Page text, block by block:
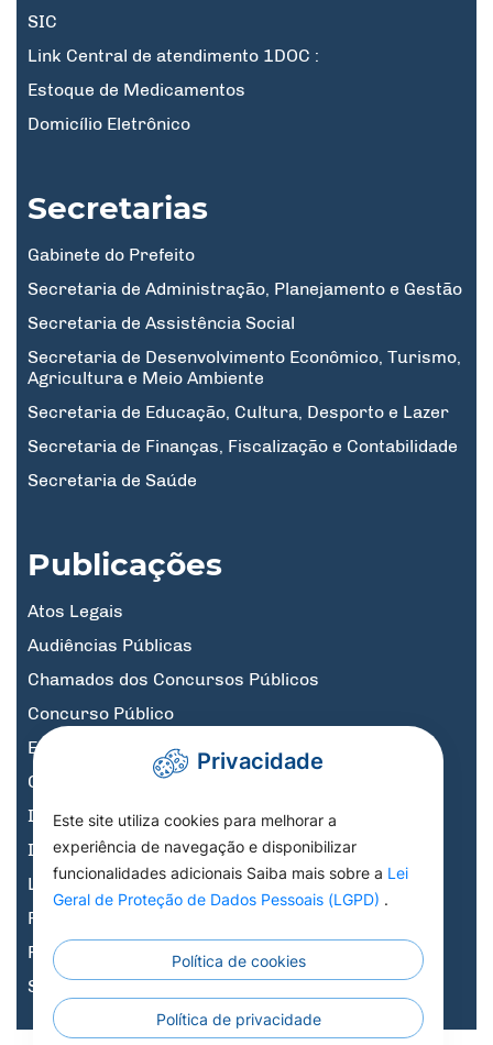
SIC
Link Central de atendimento 1DOC :
Estoque de Medicamentos
Domicílio Eletrônico
Secretarias
Gabinete do Prefeito
Secretaria de Administração, Planejamento e Gestão
Secretaria de Assistência Social
Secretaria de Desenvolvimento Econômico, Turismo,
Agricultura e Meio Ambiente
Secretaria de Educação, Cultura, Desporto e Lazer
Secretaria de Finanças, Fiscalização e Contabilidade
Secretaria de Saúde
Publicações
Atos Legais
Audiências Públicas
Chamados dos Concursos Públicos
Concurso Público
Educação
Governo Digital
Informativos
Informativos Licitações
Legislação, Decretos e Portarias
Previdência
Processo Seletivo
Saúde
Privacidade
Este site utiliza cookies para melhorar a
experiência de navegação e disponibilizar
funcionalidades adicionais Saiba mais sobre a Lei
Geral de Proteção de Dados Pessoais (LGPD) .
Política de cookies
Política de privacidade